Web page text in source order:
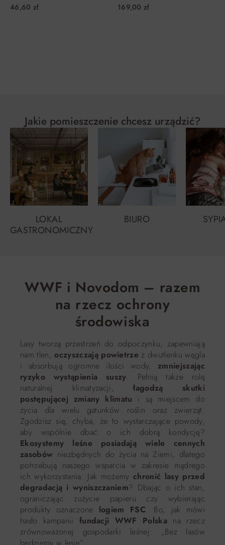
46,60 zł 169,00 zł
Jakie pomieszczenie chcesz urządzić?
LOKAL
GASTRONOMICZNY
BIURO
WWF i Novodom – razem
na rzecz ochrony
środowiska
Lasy tworzą przestrzeń do odpoczynku, zapewniają
nam tlen, oczyszczają powietrze z dwutlenku węgla
i absorbują ogromne ilości wody, zmniejszając
ryzyko wystąpienia suszy. Pełnią także rolę
naturalnej klimatyzacji,łagodzą skutki
postępującej zmiany klimatu i są miejscem do
życia dla wielu gatunków roślin oraz zwierząt.
Zgodzisz się, chyba, że to wystarczające powody,
aby wspólnie dbać o ich dobrą kondycję?
Ekosystemy leśne posiadają wiele cennych
zasobów niezbędnych do życia na Ziemi, dlatego
potrzebują naszego wsparcia w zakresie mądrego
ich wykorzystania. Jak możemychronić lasy przed
degradacją i wyniszczaniem? Dbając o ich stan,
ograniczając zużycie papieru czy wybierając
produkty oznaczone logiem FSC. Bo, jak mówi
hasło kampanii fundacji WWF Polska na rzecz
zrównoważonej gospodarki leśnej: „Bez lasów